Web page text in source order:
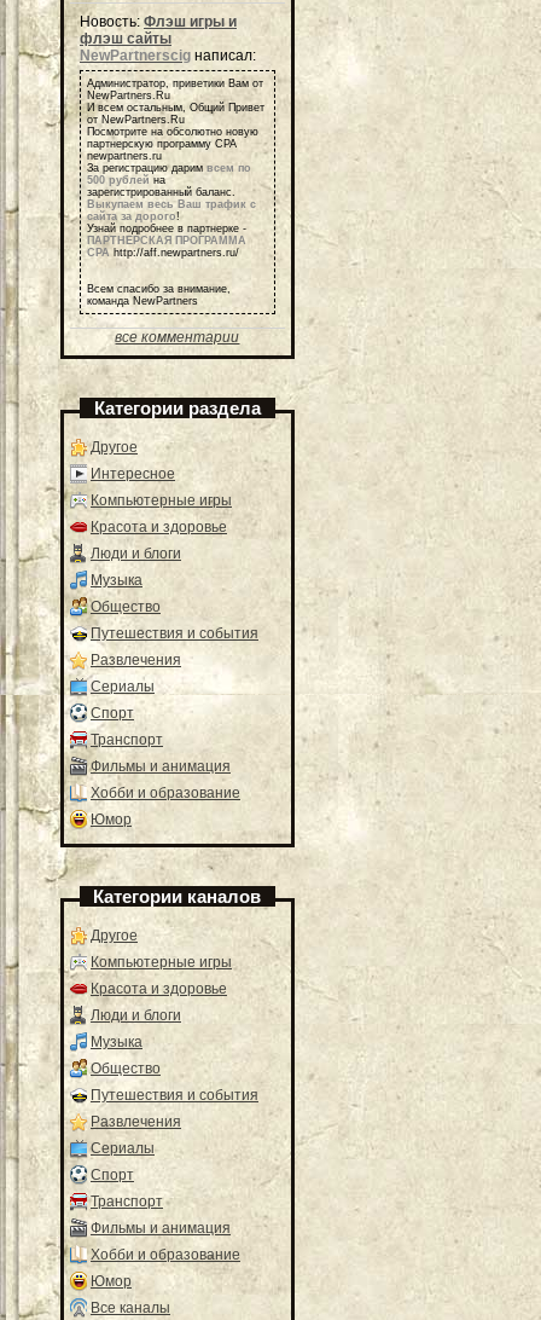
Новость: Флэш игры и
флэш сайты
NewPartnerscig написал:
Администратор, приветики Вам от
NewPartners.Ru
И всем остальным, Общий Привет
от NewPartners.Ru
Посмотрите на обсолютно новую
партнерскую программу СРА
newpartners.ru
За регистрацию дарим всем по
500 рублей на
зарегистрированный баланс.
Выкупаем весь Ваш трафик с
сайта за дорого!
Узнай подробнее в партнерке -
ПАРТНЕРСКАЯ ПРОГРАММА
СРА http://aff.newpartners.ru/
Всем спасибо за внимание,
команда NewPartners
все комментарии
Категории раздела
Другое
Интересное
Компьютерные игры
Красота и здоровье
Люди и блоги
Музыка
Общество
Путешествия и события
Развлечения
Сериалы
Спорт
Транспорт
Фильмы и анимация
Хобби и образование
Юмор
Категории каналов
Другое
Компьютерные игры
Красота и здоровье
Люди и блоги
Музыка
Общество
Путешествия и события
Развлечения
Сериалы
Спорт
Транспорт
Фильмы и анимация
Хобби и образование
Юмор
Все каналы